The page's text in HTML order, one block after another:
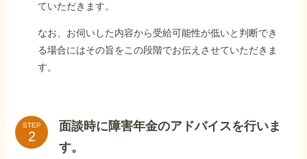
ていただきます。
なお、お伺いした内容から受給可能性が低いと判断でき
る場合にはその旨をこの段階でお伝えさせていただきま
す。
STEP
面談時に障害年金のアドバイスを行いま
す。